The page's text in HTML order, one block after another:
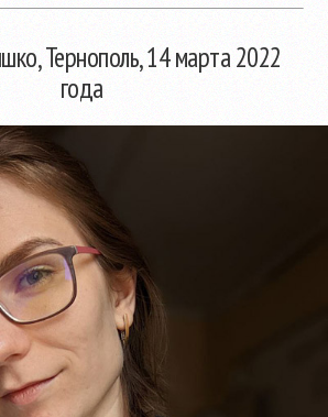
Тернополь, 14 марта 2022
года